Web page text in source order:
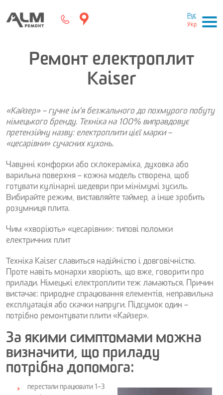
Рус
Укр
Ремонт електроплит
Kaiser
«Кайзер» – гучне ім'я безжального до похмурого побуту
німецького бренду. Техніка на 100% виправдовує
претензійну назву: електроплити цієї марки –
«цесарівни» сучасних кухонь.
Чавунні конфорки або склокераміка, духовка або
варильна поверхня – кожна модель створена, щоб
готувати кулінарні шедеври при мінімумі зусиль.
Вибирайте режим, виставляйте таймер, а інше зробить
розумниця плита.
Чим «хворіють» «цесарівни»: типові поломки
електричних плит
Техніка Kaiser славиться надійністю і довговічністю.
Проте навіть монархи хворіють, що вже, говорити про
прилади. Німецькі електроплити теж ламаються. Причин
вистачає: природне спрацювання елементів, неправильна
експлуатація або скачки напруги. Підсумок один –
потрібно ремонтувати плити «Кайзер».
За якими симптомами можна
визначити, що приладу
потрібна допомога:
перестали працювати 1–3